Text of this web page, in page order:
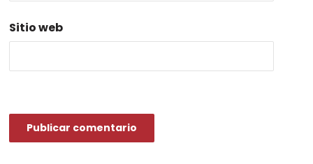
Sitio web